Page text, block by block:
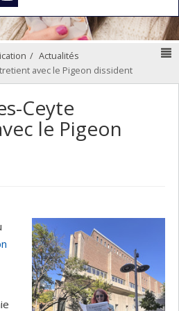
Actualités
avec le Pigeon dissident
Ceyte
le Pigeon